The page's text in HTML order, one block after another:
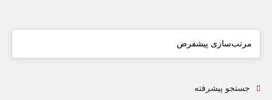
جستجو پیشرفته